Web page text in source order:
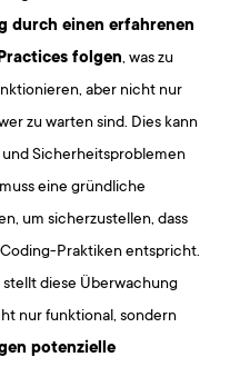
durch einen erfahrenen
folgen, was zu
aber nicht nur
zu warten sind. Dies kann
Sicherheitsproblemen
eine gründliche
um sicherzustellen, dass
Praktiken entspricht.
diese Überwachung
nur funktional, sondern
potenzielle